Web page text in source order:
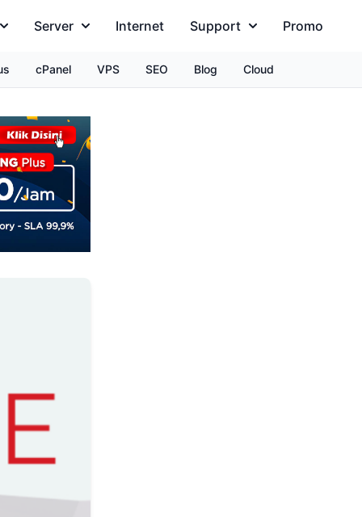
Server Internet Support Promo
cPanel VPS SEO Blog Cloud